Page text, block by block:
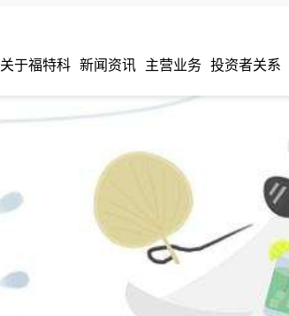
关于福特科 新闻资讯 主营业务 投资者关系